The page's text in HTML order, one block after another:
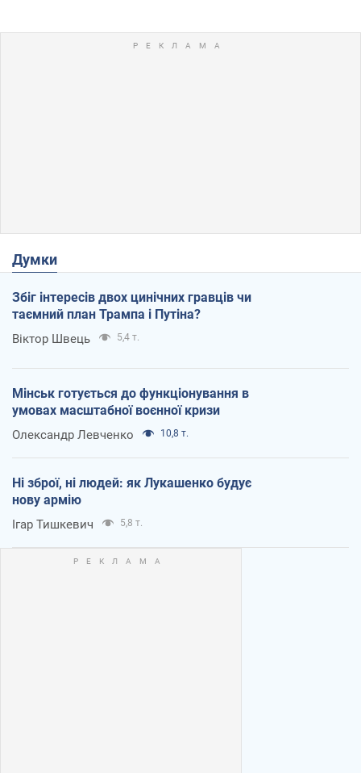
Думки
Збіг інтересів двох цинічних гравців чи
таємний план Трампа і Путіна?
Віктор Швець 5,4 т.
Мінськ готується до функціонування в
умовах масштабної воєнної кризи
Олександр Левченко 10,8 т.
Ні зброї, ні людей: як Лукашенко будує
нову армію
Ігар Тишкевич 5,8 т.